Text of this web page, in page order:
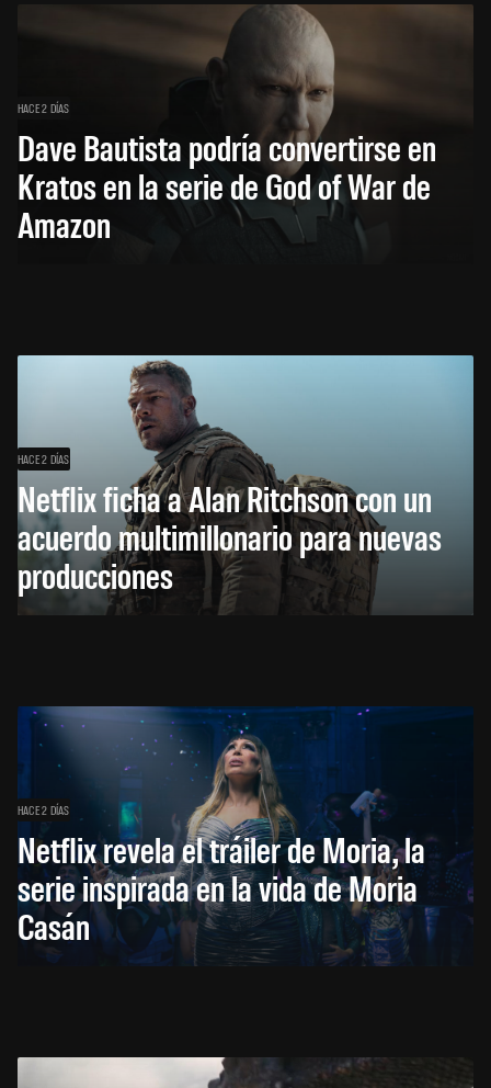
HACE 2 DÍAS
Dave Bautista podría convertirse en
Kratos en la serie de God of War de
Amazon
HACE 2 DÍAS
Netflix ficha a Alan Ritchson con un
acuerdo multimillonario para nuevas
producciones
HACE 2 DÍAS
Netflix revela el tráiler de Moria, la
serie inspirada en la vida de Moria
Casán